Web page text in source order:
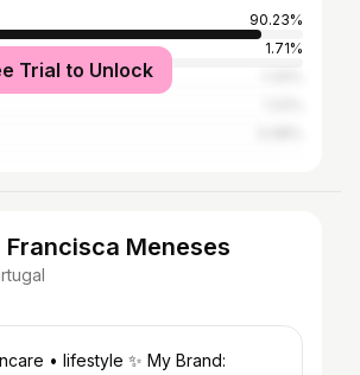
90.23%
1.71%
Trial to Unlock
Francisca Meneses
• lifestyle ✨ My Brand: